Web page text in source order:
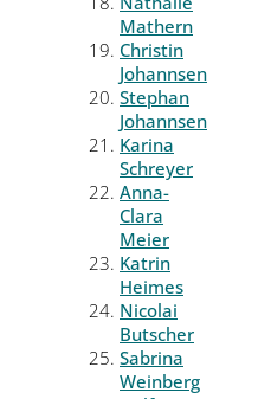
Mathern
Christin
Johannsen
Stephan
Johannsen
Karina
Schreyer
Anna-
Clara
Meier
Katrin
Heimes
Nicolai
Butscher
Sabrina
Weinberg